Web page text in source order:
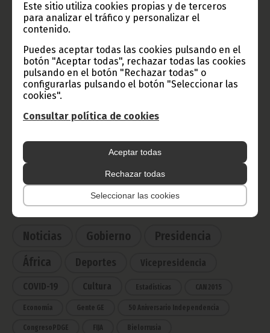
Este sitio utiliza cookies propias y de terceros
para analizar el tráfico y personalizar el
contenido.
Puedes aceptar todas las cookies pulsando en el
botón "Aceptar todas", rechazar todas las cookies
pulsando en el botón "Rechazar todas" o
configurarlas pulsando el botón "Seleccionar las
cookies".
Consultar política de cookies
Aceptar todas
Rechazar todas
Seleccionar las cookies
Información de Guinea Ecuatorial
TVGE
Radio Nacional de Guinea
Ecuatorial
Haz click aquí para escuchar ahora
CATEGORÍAS
Noticias Gobierno
Presidencia
África
Deportes Vicepresidencia
COVID-19 Cultura Estadísticas CAN 2015
Economía Gente GE 50 Aniversario Independencia
CongresoPDGE FIJA Bielorrusia